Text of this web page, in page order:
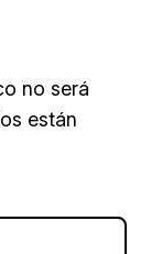
no será
están